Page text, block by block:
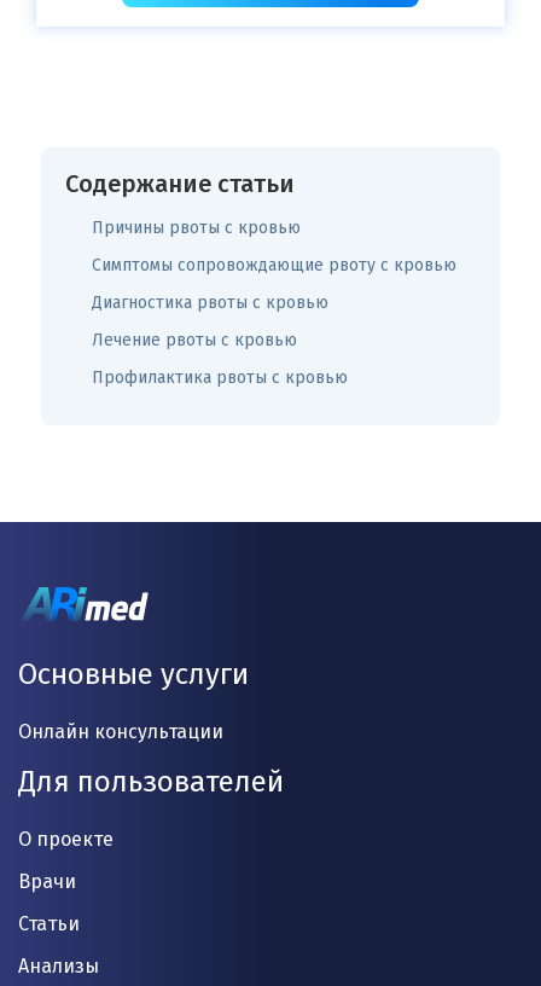
Содержание статьи
Причины рвоты с кровью
Симптомы сопровождающие рвоту с кровью
Диагностика рвоты с кровью
Лечение рвоты с кровью
Профилактика рвоты с кровью
Основные услуги
Онлайн консультации
Для пользователей
О проекте
Врачи
Статьи
Анализы